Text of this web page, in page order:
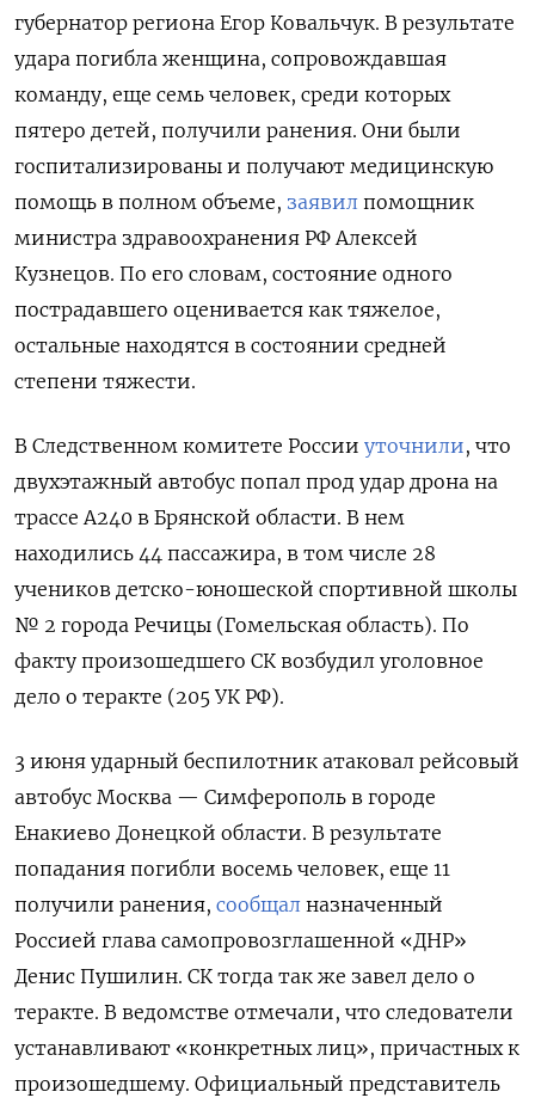
губернатор региона Егор Ковальчук. В результате
удара погибла женщина, сопровождавшая
команду, еще семь человек, среди которых
пятеро детей, получили ранения. Они были
госпитализированы и получают медицинскую
помощь в полном объеме, заявил помощник
министра здравоохранения РФ Алексей
Кузнецов. По его словам, состояние одного
пострадавшего оценивается как тяжелое,
остальные находятся в состоянии средней
степени тяжести.
В Следственном комитете России уточнили, что
двухэтажный автобус попал прод удар дрона на
трассе А240 в Брянской области. В нем
находились 44 пассажира, в том числе 28
учеников детско-юношеской спортивной школы
№ 2 города Речицы (Гомельская область). По
факту произошедшего СК возбудил уголовное
дело о теракте (205 УК РФ).
3 июня ударный беспилотник атаковал рейсовый
автобус Москва — Симферополь в городе
Енакиево Донецкой области. В результате
попадания погибли восемь человек, еще 11
получили ранения, сообщал назначенный
Россией глава самопровозглашенной «ДНР»
Денис Пушилин. СК тогда так же завел дело о
теракте. В ведомстве отмечали, что следователи
устанавливают «конкретных лиц», причастных к
произошедшему. Официальный представитель